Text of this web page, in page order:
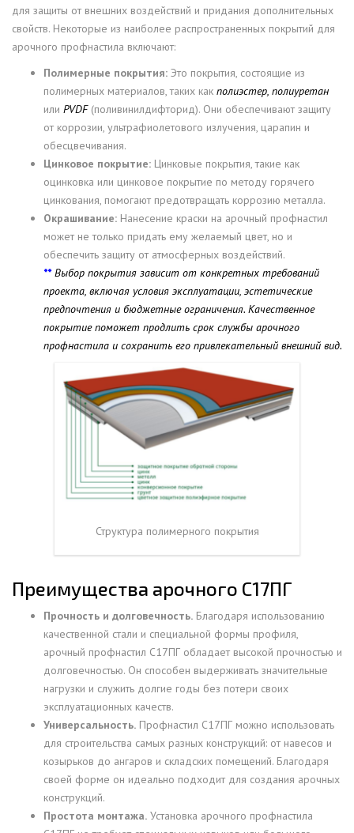
для защиты от внешних воздействий и придания дополнительных
свойств. Некоторые из наиболее распространенных покрытий для
арочного профнастила включают:
Полимерные покрытия: Это покрытия, состоящие из
полимерных материалов, таких как полиэстер, полиуретан
или PVDF(поливинилдифторид). Они обеспечивают защиту
от коррозии, ультрафиолетового излучения, царапин и
обесцвечивания.
Цинковое покрытие: Цинковые покрытия, такие как
оцинковка или цинковое покрытие по методу горячего
цинкования, помогают предотвращать коррозию металла.
Окрашивание: Нанесение краски на арочный профнастил
может не только придать ему желаемый цвет, но и
обеспечить защиту от атмосферных воздействий.
** Выбор покрытия зависит от конкретных требований
проекта, включая условия эксплуатации, эстетические
предпочтения и бюджетные ограничения. Качественное
покрытие поможет продлить срок службы арочного
профнастила и сохранить его привлекательный внешний вид.
Структура полимерного покрытия
Преимущества арочного С17ПГ
Прочность и долговечность. Благодаря использованию
качественной стали и специальной формы профиля,
арочный профнастил С17ПГ обладает высокой прочностью и
долговечностью. Он способен выдерживать значительные
нагрузки и служить долгие годы без потери своих
эксплуатационных качеств.
Универсальность. Профнастил С17ПГ можно использовать
для строительства самых разных конструкций: от навесов и
козырьков до ангаров и складских помещений. Благодаря
своей форме он идеально подходит для создания арочных
конструкций.
Простота монтажа. Установка арочного профнастила